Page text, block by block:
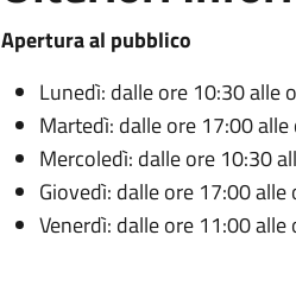
Apertura al pubblico
Lunedì: dalle ore 10:30 alle
Martedì: dalle ore 17:00
Mercoledì: dalle ore 10:30
Giovedì: dalle ore 17:00 alle
Venerdì: dalle ore 11:00 alle